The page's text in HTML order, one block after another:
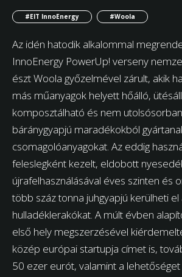
#EIT InnoEnergy #Woola
Az idén hatodik alkalommal
InnoEnergy PowerUp! verseny
észt Woola győzelmével zárult, akik
más műanyagok helyett hőálló,
komposztálható és nem
báránygyapjú maradékokból
csomagolóanyagokat. Az eddig
feleslegként kezelt, eldobott
újrafelhasználásával éves szinten és
több száz tonna juhgyapjú kerülheti
hulladéklerakókat. A múlt évben
első hely megszerzésével
közép európai startupja címet is,
50 ezer eurót, valamint a lehetőséget